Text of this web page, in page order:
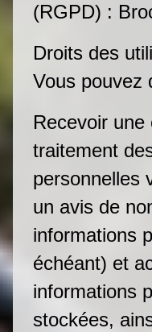
(RGPD) :
Droits des
Vous pouvez
Recevoir
traitement
personnelles
un avis de
informations
échéant) et
informations
stockées,